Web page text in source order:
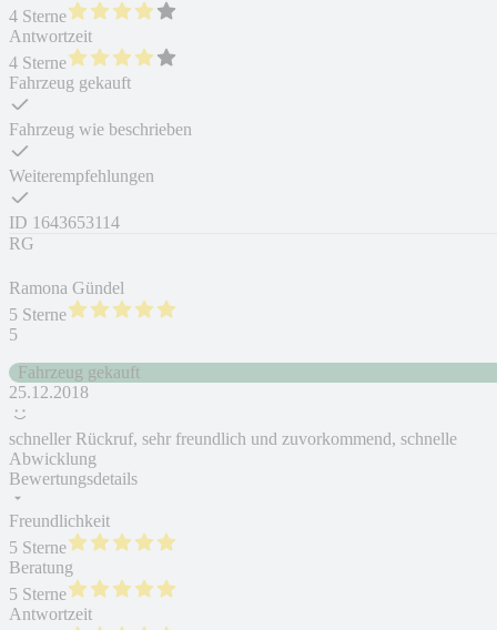
4 Sterne
Antwortzeit
4 Sterne
Fahrzeug gekauft
Fahrzeug wie beschrieben
Weiterempfehlungen
ID 1643653114
RG
Ramona Gündel
5 Sterne
5
Fahrzeug gekauft
25.12.2018
schneller Rückruf, sehr freundlich und zuvorkommend, schnelle
Abwicklung
Bewertungsdetails
Freundlichkeit
5 Sterne
Beratung
5 Sterne
Antwortzeit